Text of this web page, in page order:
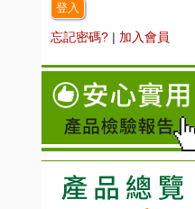
登入
忘記密碼? | 加入會員